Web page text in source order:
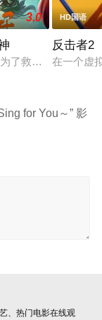
养长大的猴子，追
3.0
了救出活祭的小孩
HD国语
反击者2
在一个虚
for You～” 影
、热门电影在线观